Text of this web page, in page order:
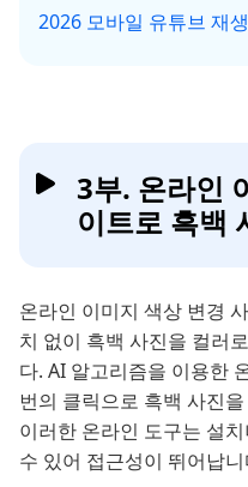
2026 모바일 유튜브 재
3부. 온라인
이트로 흑백
온라인 이미지 색상 변경
치 없이 흑백 사진을 컬러
다. AI 알고리즘을 이용한
번의 클릭으로 흑백 사진
이러한 온라인 도구는 설
수 있어 접근성이 뛰어납니